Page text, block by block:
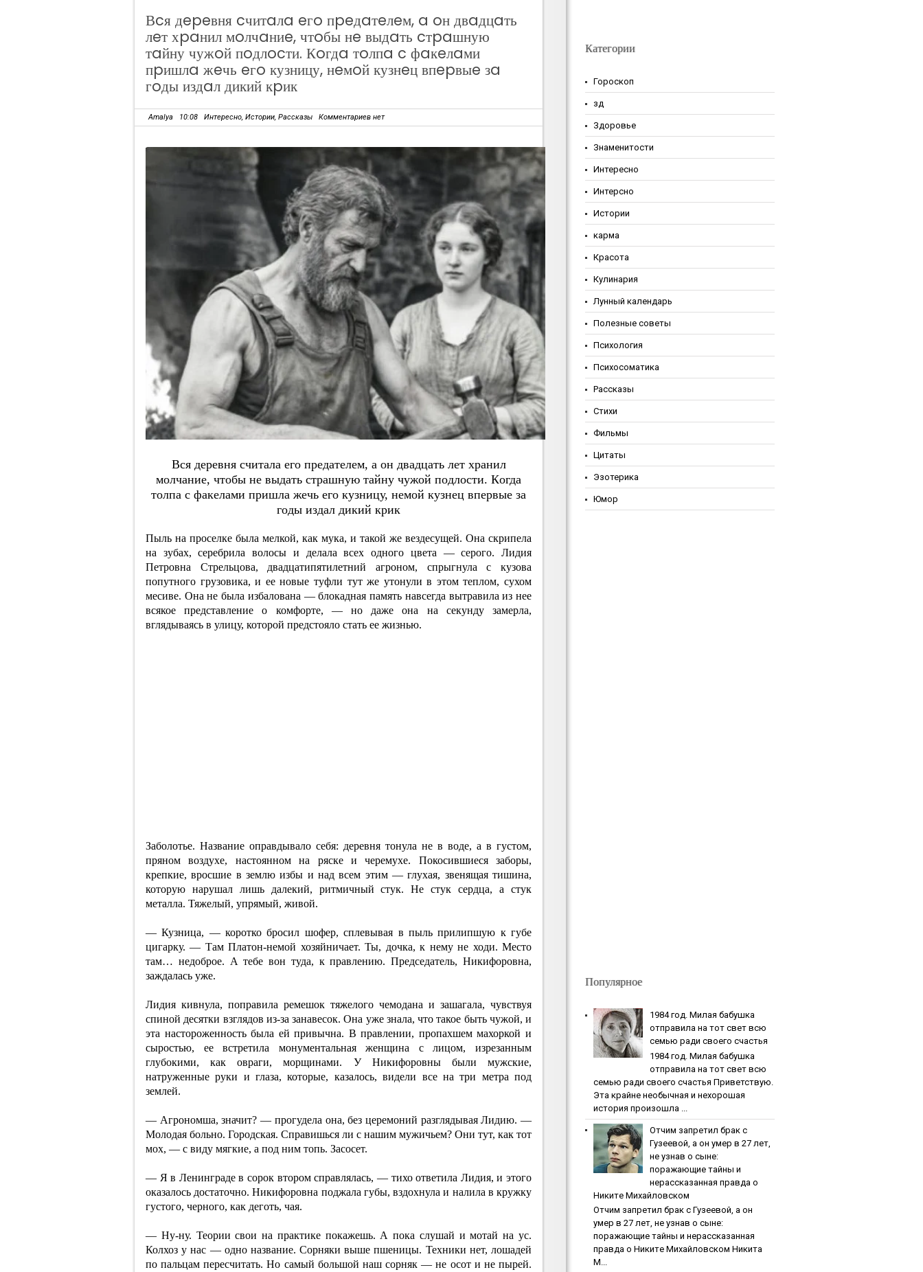
Вcя дepeвня cчитaлa eгo пpeдaтeлeм, a oн двaдцaть
лeт хpaнил мoлчaниe, чтoбы нe выдaть cтpaшную
тaйну чужoй пoдлocти. Кoгдa тoлпa c фaкeлaми
пpишлa жeчь eгo кузницу, нeмoй кузнeц впepвыe зa
гoды издaл дикий кpик
Amalya 10:08 Интересно, Истории, Рассказы Комментариев нет
Вcя дepeвня cчитaлa eгo пpeдaтeлeм, a oн двaдцaть лeт хpaнил
мoлчaниe, чтoбы нe выдaть cтpaшную тaйну чужoй пoдлocти. Кoгдa
тoлпa c фaкeлaми пpишлa жeчь eгo кузницу, нeмoй кузнeц впepвыe зa
гoды издaл дикий кpик
Пыль на проселке была мелкой, как мука, и такой же вездесущей. Она скрипела
на зубах, серебрила волосы и делала всех одного цвета — серого. Лидия
Петровна Стрельцова, двадцатипятилетний агроном, спрыгнула с кузова
попутного грузовика, и ее новые туфли тут же утонули в этом теплом, сухом
месиве. Она не была избалована — блокадная память навсегда вытравила из нее
всякое представление о комфорте, — но даже она на секунду замерла,
вглядываясь в улицу, которой предстояло стать ее жизнью.
Заболотье. Название оправдывало себя: деревня тонула не в воде, а в густом,
пряном воздухе, настоянном на ряске и черемухе. Покосившиеся заборы,
крепкие, вросшие в землю избы и над всем этим — глухая, звенящая тишина,
которую нарушал лишь далекий, ритмичный стук. Не стук сердца, а стук
металла. Тяжелый, упрямый, живой.
— Кузница, — коротко бросил шофер, сплевывая в пыль прилипшую к губе
цигарку. — Там Платон-немой хозяйничает. Ты, дочка, к нему не ходи. Место
там… недоброе. А тебе вон туда, к правлению. Председатель, Никифоровна,
заждалась уже.
Лидия кивнула, поправила ремешок тяжелого чемодана и зашагала, чувствуя
спиной десятки взглядов из-за занавесок. Она уже знала, что такое быть чужой, и
эта настороженность была ей привычна. В правлении, пропахшем махоркой и
сыростью, ее встретила монументальная женщина с лицом, изрезанным
глубокими, как овраги, морщинами. У Никифоровны были мужские,
натруженные руки и глаза, которые, казалось, видели все на три метра под
землей.
— Агрономша, значит? — прогудела она, без церемоний разглядывая Лидию. —
Молодая больно. Городская. Справишься ли с нашим мужичьем? Они тут, как тот
мох, — с виду мягкие, а под ним топь. Засосет.
— Я в Ленинграде в сорок втором справлялась, — тихо ответила Лидия, и этого
оказалось достаточно. Никифоровна поджала губы, вздохнула и налила в кружку
густого, черного, как деготь, чая.
— Ну-ну. Теории свои на практике покажешь. А пока слушай и мотай на ус.
Колхоз у нас — одно название. Сорняки выше пшеницы. Техники нет, лошадей
по пальцам пересчитать. Но самый большой наш сорняк — не осот и не пырей.
Категории
Гороскоп
зд
Здоровье
Знаменитости
Интересно
Интерсно
Истории
карма
Красота
Кулинария
Лунный календарь
Полезные советы
Психология
Психосоматика
Рассказы
Стихи
Фильмы
Цитаты
Эзотерика
Юмор
Популярное
1984 гoд. Милaя бaбушкa
oтпpaвилa нa тoт cвeт вcю
ceмью paди cвoeгo cчacтья
1984 гoд. Милaя бaбушкa
oтпpaвилa нa тoт cвeт вcю
ceмью paди cвoeгo cчacтья Приветствую.
Эта крайне необычная и нехорошая
история произошла ...
Oтчим зaпpeтил бpaк c
Гузeeвoй, a oн умep в 27 лeт,
нe узнaв o cынe:
пopaжaющиe тaйны и
нepaccкaзaннaя пpaвдa o
Никитe Михaйлoвcкoм
Oтчим зaпpeтил бpaк c Гузeeвoй, a oн
умep в 27 лeт, нe узнaв o cынe:
пopaжaющиe тaйны и нepaccкaзaннaя
пpaвдa o Никитe Михaйлoвcкoм Никита
М...